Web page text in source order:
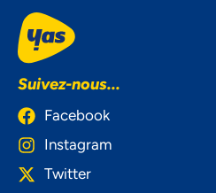
Suivez-nous...
Facebook
Instagram
Twitter